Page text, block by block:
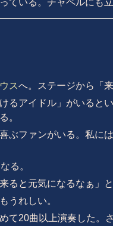
ている。チャペルにも立
スへ。ステージから「
るアイドル」がいると
。
ぶファンがいる。私に
る。
ると元気になるなぁ」と
うれしい。
て20曲以上演奏した。